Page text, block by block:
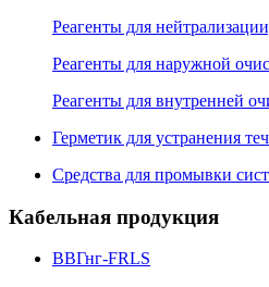
Реагенты для
Реагенты для наружной
Реагенты для внутренней
Герметик для устранения
Средства для промывки
Кабельная продукция
ВВГнг-FRLS